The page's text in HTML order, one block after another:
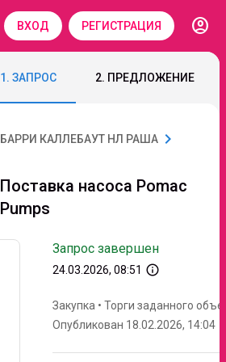
ВХОД РЕГИСТРАЦИЯ
account_circle
1. ЗАПРОС 2. ПРЕДЛОЖЕНИЕ
БАРРИ КАЛЛЕБАУТ НЛ РАША chevron_right
Поставка насоса Pomac
Pumps
Запрос завершен
24.03.2026, 08:51 info_outline
Закупка • Торги заданного
Опубликован 18.02.2026, 14:04